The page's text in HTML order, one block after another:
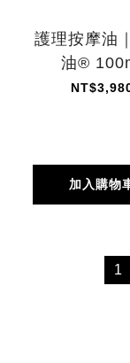
護理按摩油
油®
加入購物
1